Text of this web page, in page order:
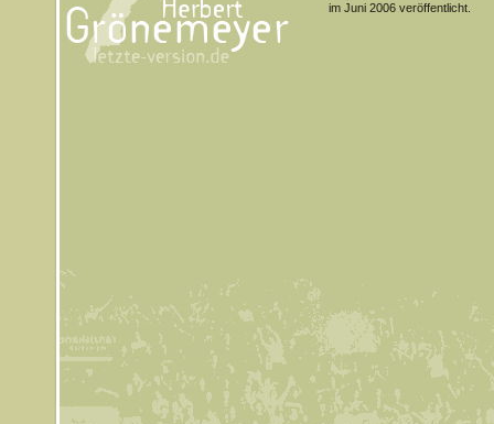
im Juni 2006 veröffentlicht.